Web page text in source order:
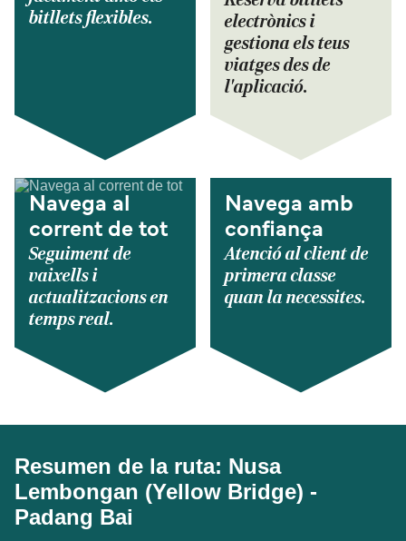
bitllets flexibles.
electrònics i
gestiona els teus
viatges des de
l'aplicació.
Navega al
corrent de tot
Seguiment de
vaixells i
actualitzacions en
temps real.
Navega amb
confiança
Atenció al client de
primera classe
quan la necessites.
Resumen de la ruta: Nusa
Lembongan (Yellow Bridge) -
Padang Bai